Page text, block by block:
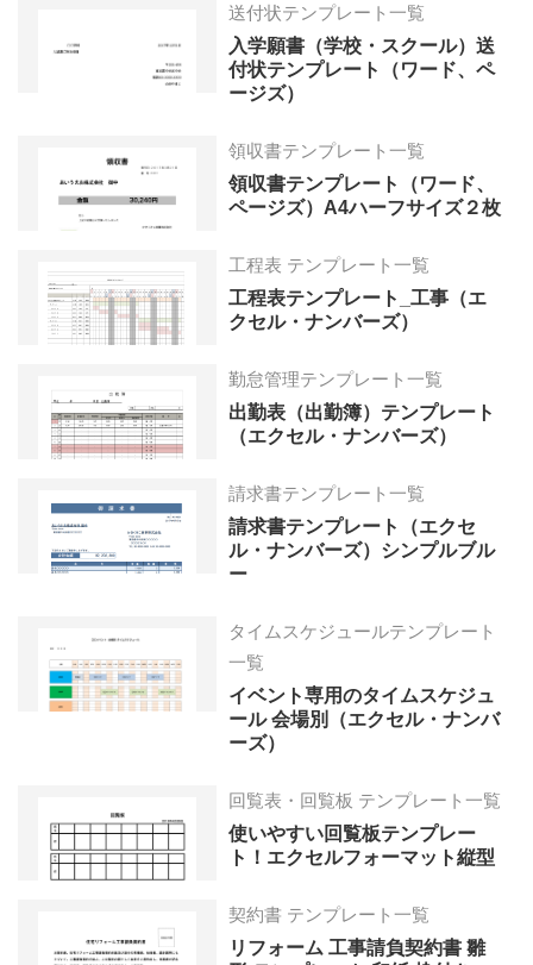
送付状テンプレート一覧
入学願書（学校・スクール）送
付状テンプレート（ワード、ペ
ージズ）
領収書テンプレート一覧
領収書テンプレート（ワード、
ページズ）A4ハーフサイズ２枚
工程表 テンプレート一覧
工程表テンプレート_工事（エ
クセル・ナンバーズ）
勤怠管理テンプレート一覧
出勤表（出勤簿）テンプレート
（エクセル・ナンバーズ）
請求書テンプレート一覧
請求書テンプレート（エクセ
ル・ナンバーズ）シンプルブル
ー
タイムスケジュールテンプレート
一覧
イベント専用のタイムスケジュ
ール 会場別（エクセル・ナンバ
ーズ）
回覧表・回覧板 テンプレート一覧
使いやすい回覧板テンプレー
ト！エクセルフォーマット縦型
契約書 テンプレート一覧
リフォーム 工事請負契約書 雛